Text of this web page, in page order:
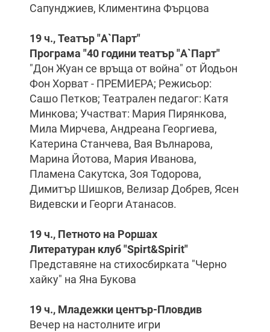
Сапунджиев, Климентина Фърцова
19 ч., Театър "А`Парт"
Програма "40 години театър "А`Парт"
"Дон Жуан се връща от война" от Йодьон
Фон Хорват - ПРЕМИЕРА; Режисьор:
Сашо Петков; Театрален педагог: Катя
Минкова; Участват: Мария Пирянкова,
Мила Мирчева, Андреана Георгиева,
Катерина Станчева, Вая Вълнарова,
Марина Йотова, Мария Иванова,
Пламена Сакутска, Зоя Тодорова,
Димитър Шишков, Велизар Добрев, Ясен
Видевски и Георги Атанасов.
19 ч., Петното на Роршах
Литературан клуб "Spirt&Spirit"
Представяне на стихосбирката "Черно
хайку" на Яна Букова
19 ч., Младежки център-Пловдив
Вечер на настолните игри